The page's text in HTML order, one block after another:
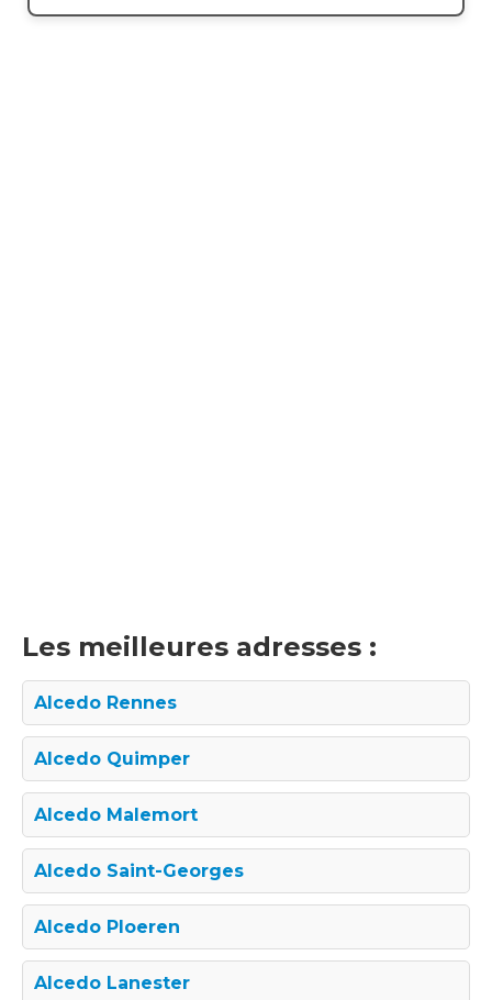
Les meilleures adresses :
Alcedo Rennes
Alcedo Quimper
Alcedo Malemort
Alcedo Saint-Georges
Alcedo Ploeren
Alcedo Lanester